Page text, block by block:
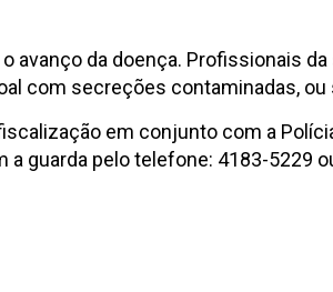
avanço da doença. Profissionais
com secreções contaminadas,
em conjunto com a
guarda pelo telefone: 4183-5229